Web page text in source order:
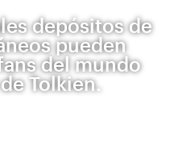
depósitos de
pueden
del mundo
Tolkien.